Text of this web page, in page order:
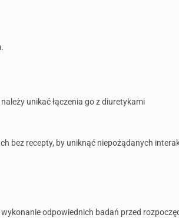
unikać łączenia go z diuretykami
bez recepty, by uniknąć niepożądanych
odpowiednich badań przed